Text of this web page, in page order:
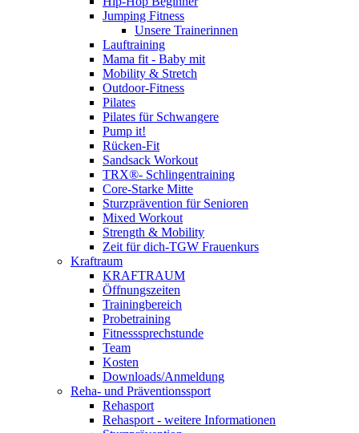
Jumping Fitness
Unsere Trainerinnen
Lauftraining
Mama fit - Baby mit
Mobility & Stretch
Outdoor-Fitness
Pilates
Pilates für Schwangere
Pump it!
Rücken-Fit
Sandsack Workout
TRX®- Schlingentraining
Core-Starke Mitte
Sturzprävention für Senioren
Mixed Workout
Strength & Mobility
Zeit für dich-TGW Frauenkurs
Kraftraum
KRAFTRAUM
Öffnungszeiten
Trainingbereich
Probetraining
Fitnesssprechstunde
Team
Kosten
Downloads/Anmeldung
Reha- und Präventionssport
Rehasport
Rehasport - weitere Informationen